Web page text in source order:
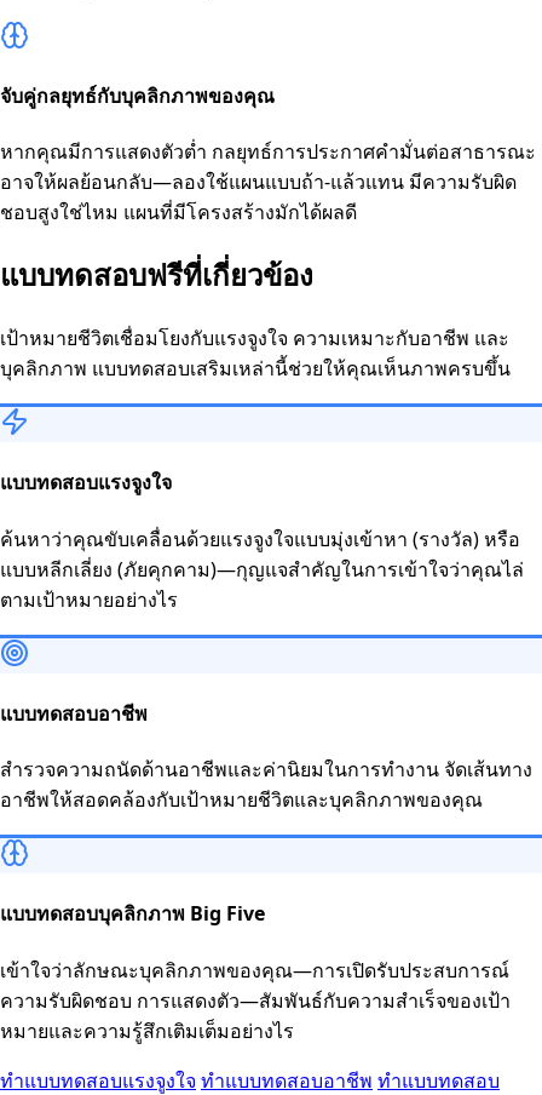
จับคู่กลยุทธ์กับบุคลิกภาพของคุณ
หากคุณมีการแสดงตัวต่ำ กลยุทธ์การประกาศคำมั่นต่อสาธารณะ
อาจให้ผลย้อนกลับ—ลองใช้แผนแบบถ้า-แล้วแทน มีความรับผิด
ชอบสูงใช่ไหม แผนที่มีโครงสร้างมักได้ผลดี
แบบทดสอบฟรีที่เกี่ยวข้อง
เป้าหมายชีวิตเชื่อมโยงกับแรงจูงใจ ความเหมาะกับอาชีพ และ
บุคลิกภาพ แบบทดสอบเสริมเหล่านี้ช่วยให้คุณเห็นภาพครบขึ้น
แบบทดสอบแรงจูงใจ
ค้นหาว่าคุณขับเคลื่อนด้วยแรงจูงใจแบบมุ่งเข้าหา (รางวัล) หรือ
แบบหลีกเลี่ยง (ภัยคุกคาม)—กุญแจสำคัญในการเข้าใจว่าคุณไล่
ตามเป้าหมายอย่างไร
แบบทดสอบอาชีพ
สำรวจความถนัดด้านอาชีพและค่านิยมในการทำงาน จัดเส้นทาง
อาชีพให้สอดคล้องกับเป้าหมายชีวิตและบุคลิกภาพของคุณ
แบบทดสอบบุคลิกภาพ Big Five
เข้าใจว่าลักษณะบุคลิกภาพของคุณ—การเปิดรับประสบการณ์
ความรับผิดชอบ การแสดงตัว—สัมพันธ์กับความสำเร็จของเป้า
หมายและความรู้สึกเติมเต็มอย่างไร
ทำแบบทดสอบแรงจูงใจ ทำแบบทดสอบอาชีพ ทำแบบทดสอบ